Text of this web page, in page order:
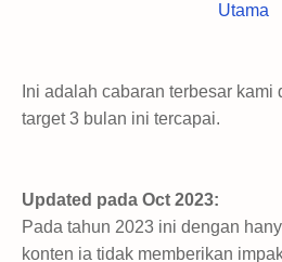
Utama
Ini adalah cabaran terbesar kami
target 3 bulan ini tercapai.
Updated pada Oct 2023:
Pada tahun 2023 ini dengan
konten ia tidak memberikan